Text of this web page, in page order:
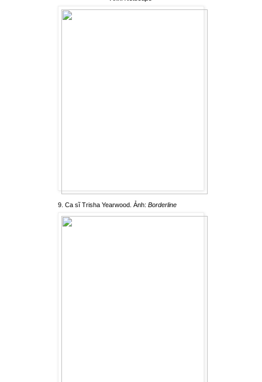
9. Ca sĩ Trisha Yearwood. Ảnh: Borderline